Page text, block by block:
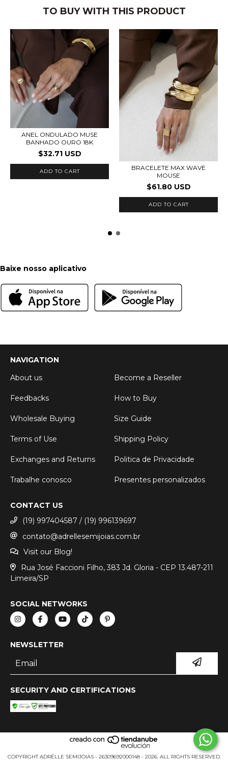
TO BUY WITH THIS PRODUCT
ANEL ONDULADO MUSE
BANHADO OURO 18K
$32.71 USD
ADD TO CART
BRACELETE MAX WAVE
MOUSE
$61.80 USD
ADD TO CART
Baixe nosso aplicativo
NAVIGATION
About us
Become a Reseller
Feedbacks How to Buy
Wholesale Buying Size Guide
Terms of Use Shipping Policy
Exchanges and Returns Politica de Privacidade
Trabalhe conosco Presentes personalizados
CONTACT US
(19) 997404587 / (19) 996139697
contato@adrellesemijoias.com.br
Visit our Blog!
Rua José Faccioni Filho, 383 Jd. Gloria - CEP 13.487-211
Limeira/SP
SOCIAL NETWORKS
NEWSLETTER
SECURITY AND CERTIFICATIONS
COPYRIGHT ADRÉLLE SEMIJOIAS - 26309692000148 - 2026. ALL RIGHTS RESERVED.